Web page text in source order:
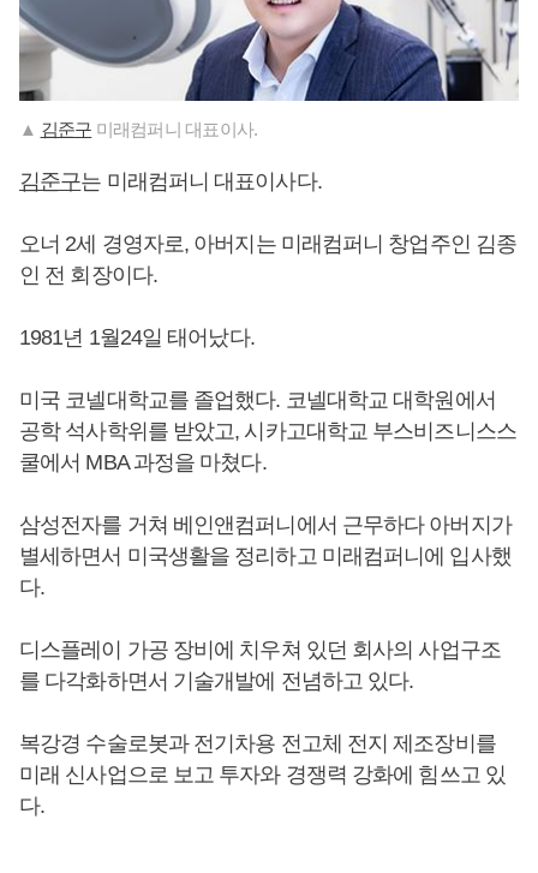
▲ 김준구 미래컴퍼니 대표이사.
김준구는 미래컴퍼니 대표이사다.
오너 2세 경영자로, 아버지는 미래컴퍼니 창업주인 김종
인 전 회장이다.
1981년 1월24일 태어났다.
미국 코넬대학교를 졸업했다. 코넬대학교 대학원에서
공학 석사학위를 받았고, 시카고대학교 부스비즈니스스
쿨에서 MBA 과정을 마쳤다.
삼성전자를 거쳐 베인앤컴퍼니에서 근무하다 아버지가
별세하면서 미국생활을 정리하고 미래컴퍼니에 입사했
다.
디스플레이 가공 장비에 치우쳐 있던 회사의 사업구조
를 다각화하면서 기술개발에 전념하고 있다.
복강경 수술로봇과 전기차용 전고체 전지 제조장비를
미래 신사업으로 보고 투자와 경쟁력 강화에 힘쓰고 있
다.